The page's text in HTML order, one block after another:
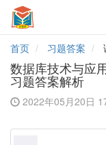
首页
习题答案
数据库技术与应
习题答案解析
2022年05月20日